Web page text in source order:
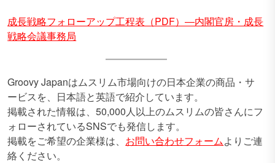
成長戦略フォローアップ工程表（PDF）―内閣官房・成長
戦略会議事務局
Groovy Japanはムスリム市場向けの日本企業の商品・サ
ービスを、日本語と英語で紹介しています。
掲載された情報は、50,000人以上のムスリムの皆さんにフ
ォローされているSNSでも発信します。
掲載をご希望の企業様は、 お問い合わせフォームよりご連
絡ください。